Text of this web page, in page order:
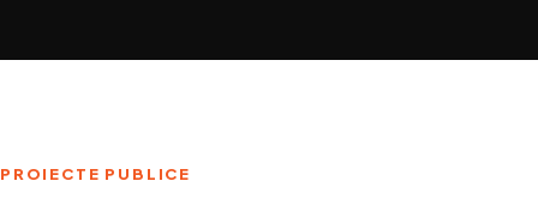
PROIECTE PUBLICE